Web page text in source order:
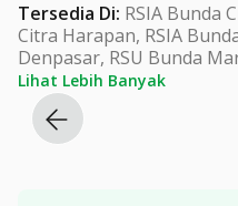
Tersedia Di: RSIA Bunda
Citra Harapan, RSIA
Denpasar, RSU Bunda
Lihat Lebih Banyak